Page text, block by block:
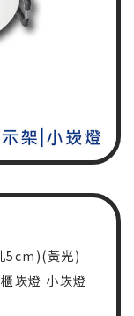
5cm)(黃光)
崁燈 小崁燈